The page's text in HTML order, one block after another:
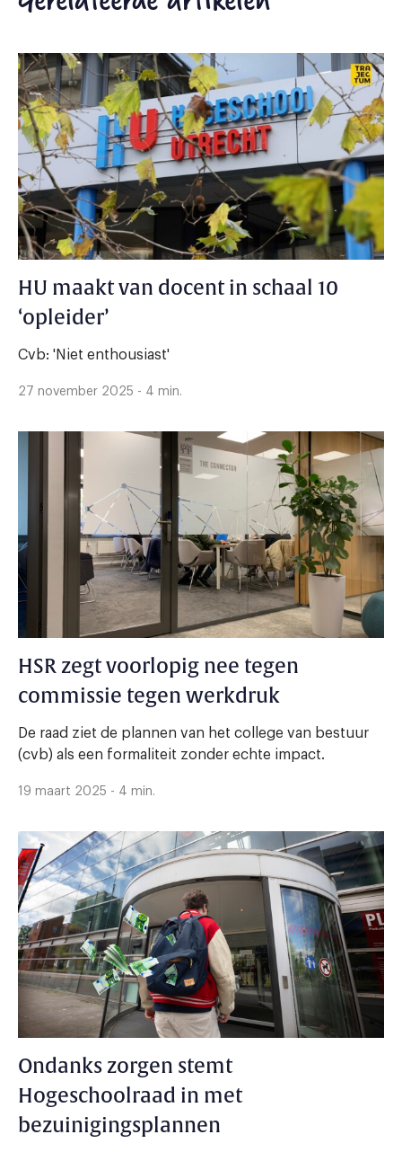
HU maakt van docent in schaal 10
‘opleider’
Cvb: 'Niet enthousiast'
27 november 2025 - 4 min.
HSR zegt voorlopig nee tegen
commissie tegen werkdruk
De raad ziet de plannen van het college van bestuur
(cvb) als een formaliteit zonder echte impact.
19 maart 2025 - 4 min.
Ondanks zorgen stemt
Hogeschoolraad in met
bezuinigingsplannen